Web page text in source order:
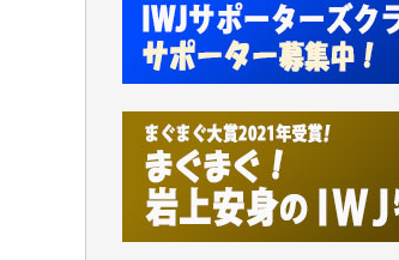
諸般の事情によりIWJ会費払え
です。市民側に立つ講演会に
われるのはあまりにもったい
お役立てください。（H.O.様）
今日、僅かですがカンパしまし